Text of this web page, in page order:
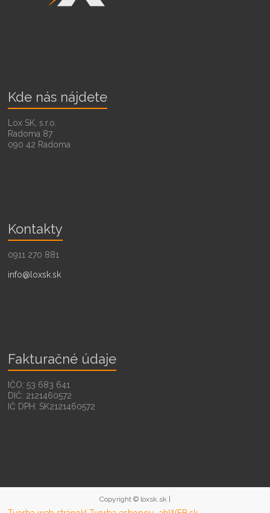
Kde nás nájdete
Lox SK, s.r.o.
Radoma 87
090 42 Radoma
Kontakty
0911 270 881
info@loxsk.sk
Fakturačné údaje
IČO: 53 683 641
DIČ: 2121460572
IČ DPH: SK2121460572
Copyright © loxsk.sk |